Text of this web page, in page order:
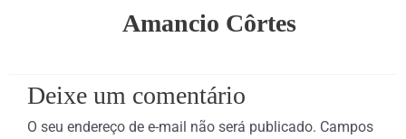
Amancio Côrtes
Deixe um comentário
O seu endereço de e-mail não será publicado. Campos